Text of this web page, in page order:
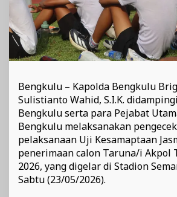
Bengkulu – Kapolda Bengkulu
Sulistianto Wahid, S.I.K.
Bengkulu serta para Pejabat
Bengkulu melaksanakan
pelaksanaan Uji Kesamaptaan
penerimaan calon Taruna/i Akpol
2026, yang digelar di Stadion
Sabtu (23/05/2026).